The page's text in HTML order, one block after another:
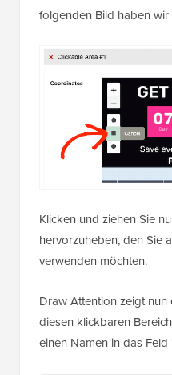
folgenden Bild haben
Klicken und ziehen Sie
hervorzuheben, den Sie
verwenden möchten.
Draw Attention zeigt
diesen klickbaren
einen Namen in das Feld